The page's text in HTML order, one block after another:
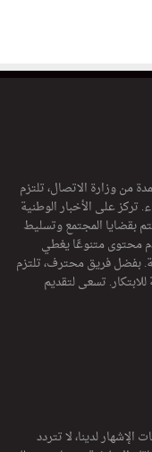
من وزارة الاتصال، تلتزم
على الأخبار الوطنية
بقضايا المجتمع وتسليط
محتوى متنوعًا يغطي
بفضل فريق محترف، تلتزم
تسعى لتقديم
لدينا، لا تتردد